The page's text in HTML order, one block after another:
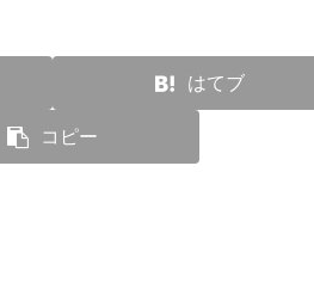
はてブ
コピー